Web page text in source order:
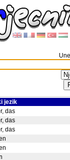
jezik
das
das
das